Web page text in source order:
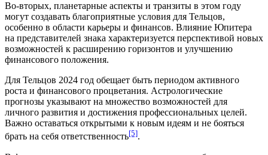
Во-вторых, планетарные аспекты и транзиты в этом году
могут создавать благоприятные условия для Тельцов,
особенно в области карьеры и финансов. Влияние Юпитера
на представителей знака характеризуется перспективой новых
возможностей к расширению горизонтов и улучшению
финансового положения.
Для Тельцов 2024 год обещает быть периодом активного
роста и финансового процветания. Астрологические
прогнозы указывают на множество возможностей для
личного развития и достижения профессиональных целей.
Важно оставаться открытыми к новым идеям и не бояться
брать на себя ответственность[5].